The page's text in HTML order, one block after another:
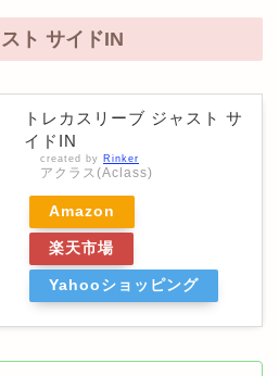
ト サイドIN
トレカスリーブ ジャスト サ
イドIN
created by Rinker
アクラス(Aclass)
Amazon
楽天市場
Yahooショッピング